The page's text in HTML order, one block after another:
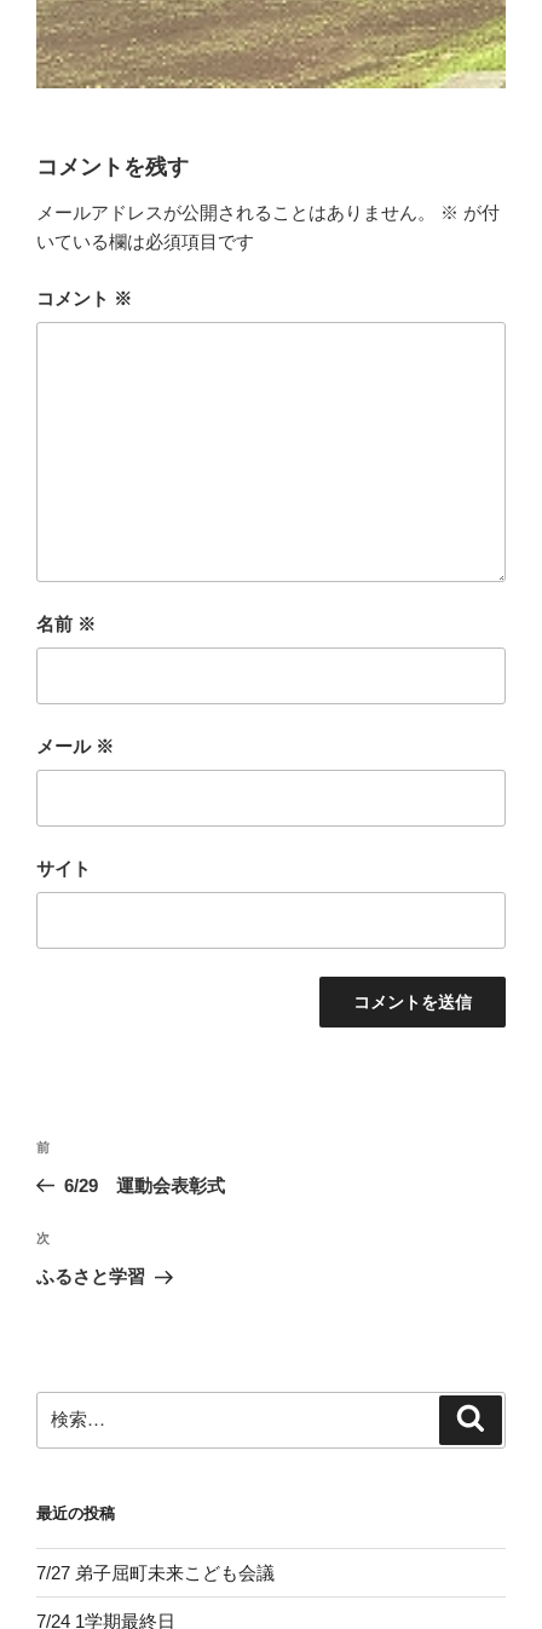
コメントを残す
メールアドレスが公開されることはありません。 ※ が付
いている欄は必須項目です
コメント ※
名前 ※
メール ※
サイト
投
ナ
ビ
ゲ
ン
前
の
稿
前
6/29 運動会表彰式
次
の
次
ふるさと学習
索:
最近の投稿
7/27 弟子屈町未来こども会議
7/24 1学期最終日